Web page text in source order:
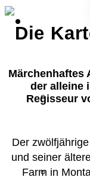
Die
Märchenhaftes
der alleine
Regisseur
Der
und seiner
Farm in